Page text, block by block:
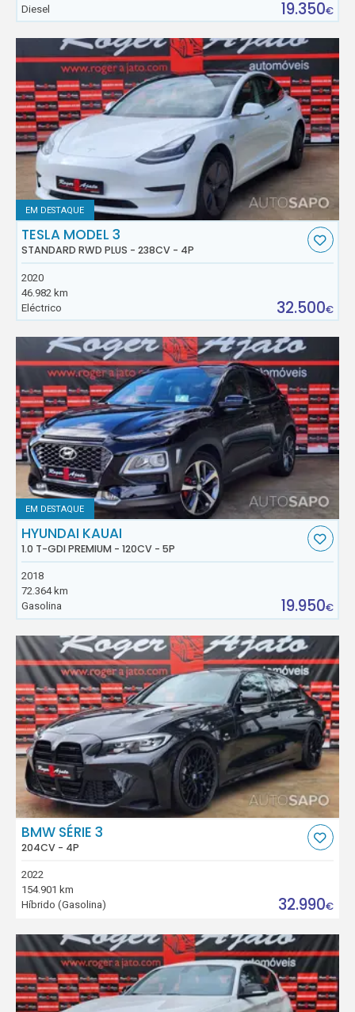
Diesel 19.350€
EM DESTAQUE
TESLA MODEL 3
STANDARD RWD PLUS - 238CV - 4P
2020
46.982 km
Eléctrico
32.500€
EM DESTAQUE
HYUNDAI KAUAI
1.0 T-GDI PREMIUM - 120CV - 5P
2018
72.364 km
Gasolina
19.950€
BMW SÉRIE 3
204CV - 4P
2022
154.901 km
Híbrido (Gasolina)
32.990€